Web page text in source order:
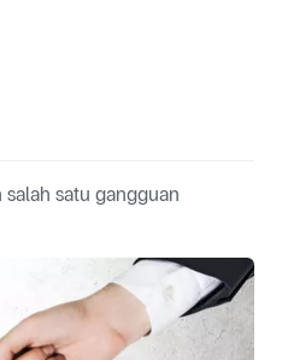
satu gangguan